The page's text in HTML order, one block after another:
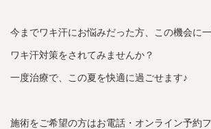
今までワキ汗にお悩みだった方、この機会に
ワキ汗対策をされてみませんか？
一度治療で、この夏を快適に過ごせます♪
施術をご希望の方はお電話・オンライン予約